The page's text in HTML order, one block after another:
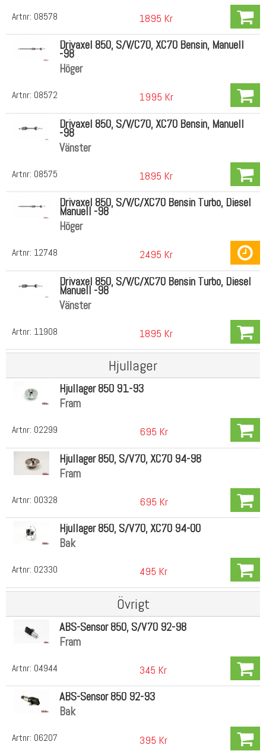
Artnr: 08578 1895 Kr
Artnr: 08572
Drivaxel 850, S/V/C70, XC70 Bensin, Manuell
-98
Höger
1995 Kr
Artnr: 08575
Drivaxel 850, S/V/C70, XC70 Bensin, Manuell
-98
Vänster
1895 Kr
Artnr: 12748
Drivaxel 850, S/V/C/XC70 Bensin Turbo, Diesel
Manuell -98
Höger
2495 Kr
Artnr: 11908
Drivaxel 850, S/V/C/XC70 Bensin Turbo, Diesel
Manuell -98
Vänster
1895 Kr
Hjullager
Artnr: 02299
Hjullager 850 91-93
Fram
695 Kr
Artnr: 00328
Hjullager 850, S/V70, XC70 94-98
Fram
695 Kr
Artnr: 02330
Hjullager 850, S/V70, XC70 94-00
Bak
495 Kr
Övrigt
Artnr: 04944
ABS-Sensor 850, S/V70 92-98
Fram
345 Kr
Artnr: 06207
ABS-Sensor 850 92-93
Bak
395 Kr